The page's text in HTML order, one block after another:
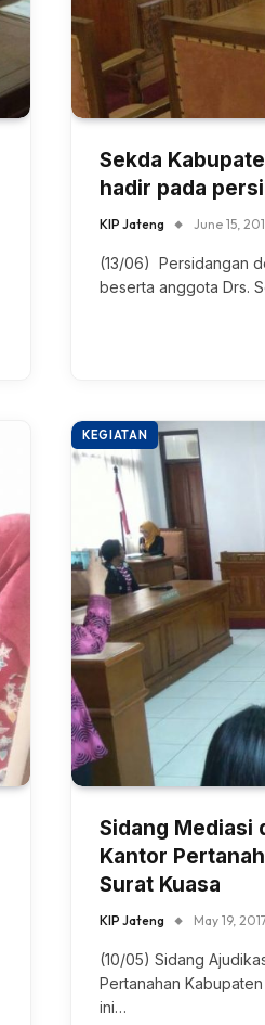
Sekda
hadir pada
KIP Jateng June 15,
(13/06) Persidangan
beserta anggota Drs.
KEGIATAN
Sidang Mediasi
Kantor
Surat Kuasa
KIP Jateng May 19,
(10/05) Sidang
Pertanahan
ini…